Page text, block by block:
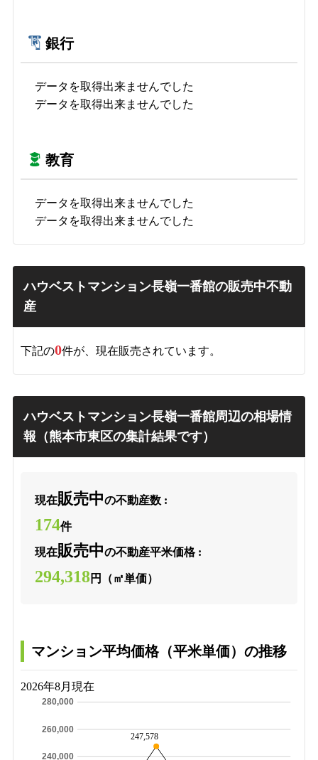
銀行
データを取得出来ませんでした
データを取得出来ませんでした
教育
データを取得出来ませんでした
データを取得出来ませんでした
ハウベストマンション長嶺一番館の販売中不動
産
下記の0件が、現在販売されています。
ハウベストマンション長嶺一番館周辺の相場情
報（熊本市東区の集計結果です）
現在販売中の不動産数 :
174件
現在販売中の不動産平米価格 :
294,318円（㎡単価）
マンション平均価格（平米単価）の推移
2026年8月現在
240,000
260,000
280,000
247,578